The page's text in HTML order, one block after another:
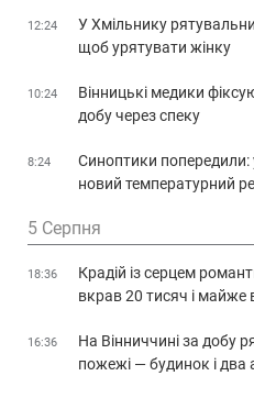
12:24
У Хмільнику
щоб урятувати жінку
10:24
Вінницькі медики
добу через спеку
8:24
Синоптики попередили:
новий температурний
5 Серпня
18:36
Крадій із серцем
вкрав 20 тисяч і майже
16:36
На Вінниччині за добу
пожежі — будинок і два